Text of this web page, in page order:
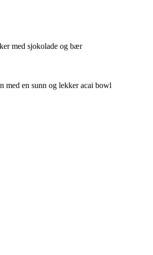
med sjokolade og bær
med en sunn og lekker acai bowl